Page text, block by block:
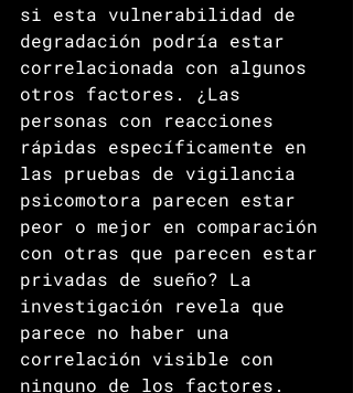
si esta vulnerabilidad de
degradación podría estar
correlacionada con algunos
otros factores. ¿Las
personas con reacciones
rápidas específicamente en
las pruebas de vigilancia
psicomotora parecen estar
peor o mejor en comparación
con otras que parecen estar
privadas de sueño? La
investigación revela que
parece no haber una
correlación visible con
ninguno de los factores.